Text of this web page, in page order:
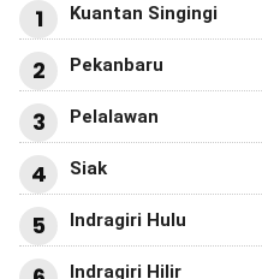
1 Kuantan Singingi
2 Pekanbaru
3 Pelalawan
4 Siak
5 Indragiri Hulu
Indragiri Hilir